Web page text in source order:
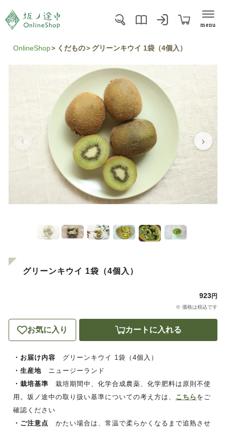
menu
OnlineShop くだもの グリーンキウイ 1袋（4個入）
グリーンキウイ 1袋（4個入）
923円
※ 価格は税込です
お気に入り カートに入れる
・お届け内容 グリーンキウイ 1袋（4個入）
・生産地 ニュージーランド
・栽培基準 栽培期間中、化学合成農薬、化学肥料は原則不使
用。坂ノ途中の取り扱い基準についての考え方は、 こちら をご
確認ください
・ご注意点 かたい場合は、常温で柔らかくなるまで追熟させ